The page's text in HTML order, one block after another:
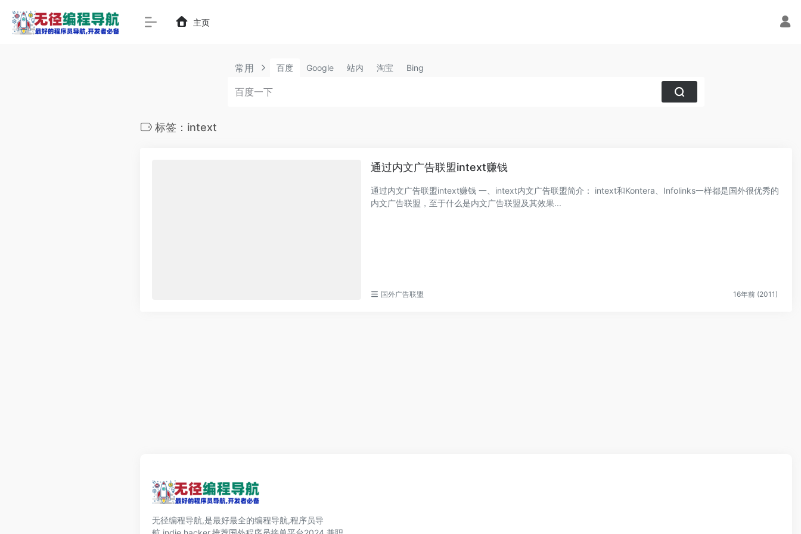
主页
常用 百度 Google 站内 淘宝 Bing
标签：intext
通过内文广告联盟intext赚钱
通过内文广告联盟intext赚钱 一、intext内文广告联盟简介： intext和Kontera、Infolinks一样都是国外很优秀的
内文广告联盟，至于什么是内文广告联盟及其效果...
国外广告联盟 16年前 (2011)
无径编程导航,是最好最全的编程导航,程序员导